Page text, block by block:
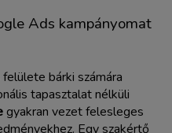
Ads kampányomat
bárki számára
tapasztalat nélküli
gyakran vezet felesleges
Egy szakértő